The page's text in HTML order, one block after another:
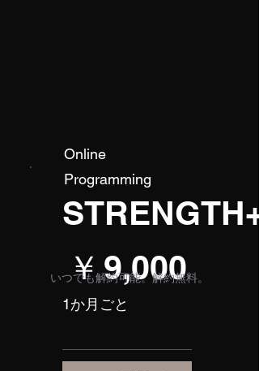
Online
Programming
STRENGTH+
￥9,000
1か月ごと
いつでも解約可能。解約無料。